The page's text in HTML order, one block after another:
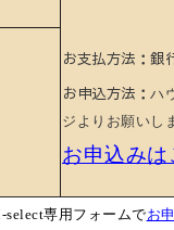
お支払方法：銀
お申込方法： ハ
ジよりお願いし
お申込みは
専用フォームでお